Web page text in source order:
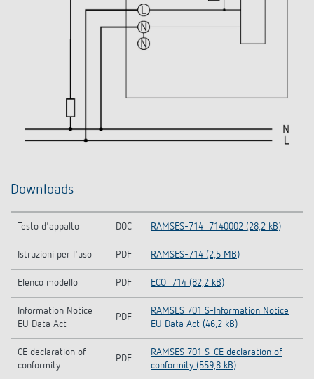
Downloads
Testo d'appalto DOC RAMSES-714_7140002 (28,2 kB)
Istruzioni per l'uso PDF RAMSES-714 (2,5 MB)
Elenco modello PDF ECO_714 (82,2 kB)
Information Notice
EU Data Act
PDF
RAMSES 701 S-Information Notice
EU Data Act (46,2 kB)
CE declaration of
conformity
PDF
RAMSES 701 S-CE declaration of
conformity (559,8 kB)